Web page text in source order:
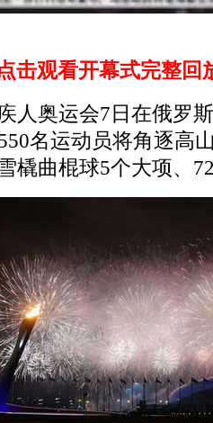
击观看开幕式完整回
奥运会7日在俄罗斯
名运动员将角逐高
橇曲棍球5个大项、